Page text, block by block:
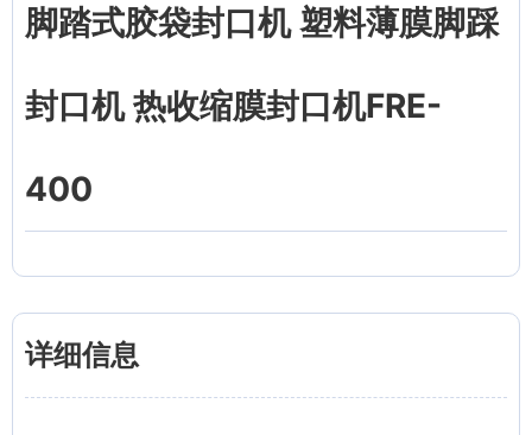
脚踏式胶袋封口机 塑料薄膜脚踩
封口机 热收缩膜封口机FRE-
400
详细信息